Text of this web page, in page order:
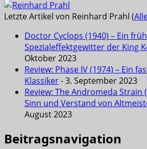
Letzte Artikel von Reinhard Prahl (
Doctor Cyclops (1940) – Ein
Spezialeffektgewitter der King
Oktober 2023
Review: Phase IV (1974) – Ein
Klassiker- 3. September 2023
Review: The Andromeda Strain
Sinn und Verstand von
August 2023
Beitragsnavigation